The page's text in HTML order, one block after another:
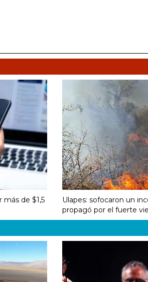
más de $1,5
Ulapes: sofocaron un
propagó por el fuerte